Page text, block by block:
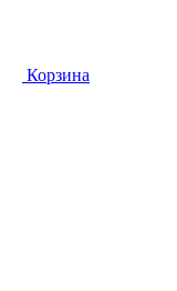
Корзина